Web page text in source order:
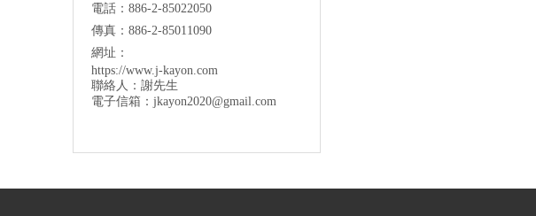
電話：886-2-85022050
傳真：886-2-85011090
網址：
https://www.j-kayon.com
聯絡人：謝先生
電子信箱： jkayon2020@gmail.com